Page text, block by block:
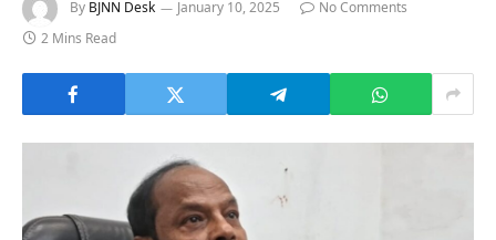
By BJNN Desk January 10, 2025
No Comments
2 Mins Read